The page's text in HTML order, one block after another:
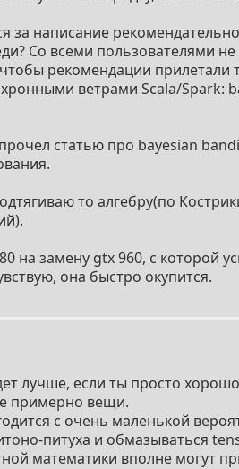
за написание
Со всеми пользователями
рекомендации
ветрами Scala/Spark:
статью про bayesian
то алгебру(по
на замену gtx 960, с которой
она быстро окупится.
лучше, если ты просто
примерно вещи.
с очень маленькой
питуха и обмазываться
математики вполне могут